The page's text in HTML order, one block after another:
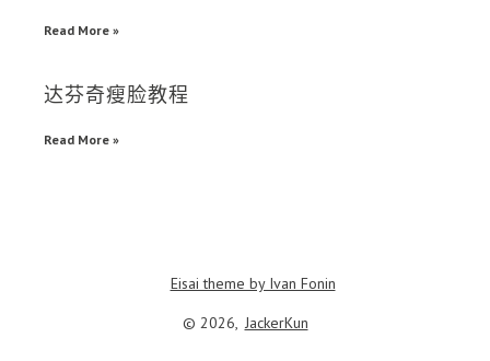
Read More »
达芬奇瘦脸教程
Read More »
© 2026, JackerKun
Eisai theme by Ivan Fonin